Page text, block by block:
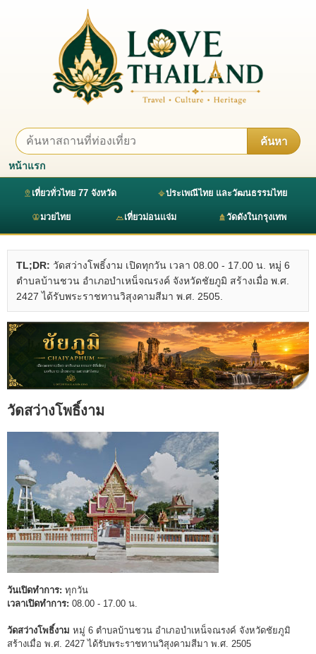
ค้นหา
หน้าแรก
เที่ยวทั่วไทย 77 จังหวัด ประเพณีไทย และวัฒนธรรมไทย
มวยไทย เที่ยวม่อนแจ่ม วัดดังในกรุงเทพ
TL;DR: วัดสว่างโพธิ์งาม เปิดทุกวัน เวลา 08.00 - 17.00 น. หมู่ 6
ตำบลบ้านชวน อำเภอบำเหน็จณรงค์ จังหวัดชัยภูมิ สร้างเมื่อ พ.ศ.
2427 ได้รับพระราชทานวิสุงคามสีมา พ.ศ. 2505.
วัดสว่างโพธิ์งาม
วันเปิดทำการ: ทุกวัน
เวลาเปิดทำการ: 08.00 - 17.00 น.
วัดสว่างโพธิ์งาม หมู่ 6 ตำบลบ้านชวน อำเภอบำเหน็จณรงค์ จังหวัดชัยภูมิ
สร้างเมื่อ พ.ศ. 2427 ได้รับพระราชทานวิสุงคามสีมา พ.ศ. 2505